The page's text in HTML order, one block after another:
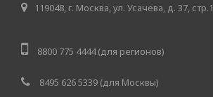
119048, г. Москва, ул. Усачева, д. 37, стр.1
8800 775 4444 (для регионов)
8495 626 5339 (для Москвы)